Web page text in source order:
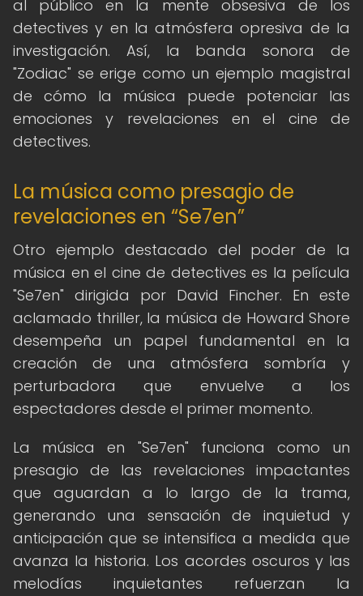
al público en la mente obsesiva de los
detectives y en la atmósfera opresiva de la
investigación. Así, la banda sonora de
"Zodiac" se erige como un ejemplo magistral
de cómo la música puede potenciar las
emociones y revelaciones en el cine de
detectives.
La música como presagio de
revelaciones en “Se7en”
Otro ejemplo destacado del poder de la
música en el cine de detectives es la película
"Se7en" dirigida por David Fincher. En este
aclamado thriller, la música de Howard Shore
desempeña un papel fundamental en la
creación de una atmósfera sombría y
perturbadora que envuelve a los
espectadores desde el primer momento.
La música en "Se7en" funciona como un
presagio de las revelaciones impactantes
que aguardan a lo largo de la trama,
generando una sensación de inquietud y
anticipación que se intensifica a medida que
avanza la historia. Los acordes oscuros y las
melodías inquietantes refuerzan la